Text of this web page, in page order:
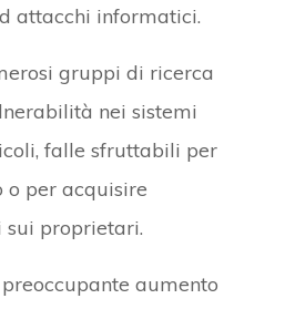
attacchi informatici.
gruppi di ricerca
nei sistemi
falle sfruttabili per
o per acquisire
sui proprietari.
aumento